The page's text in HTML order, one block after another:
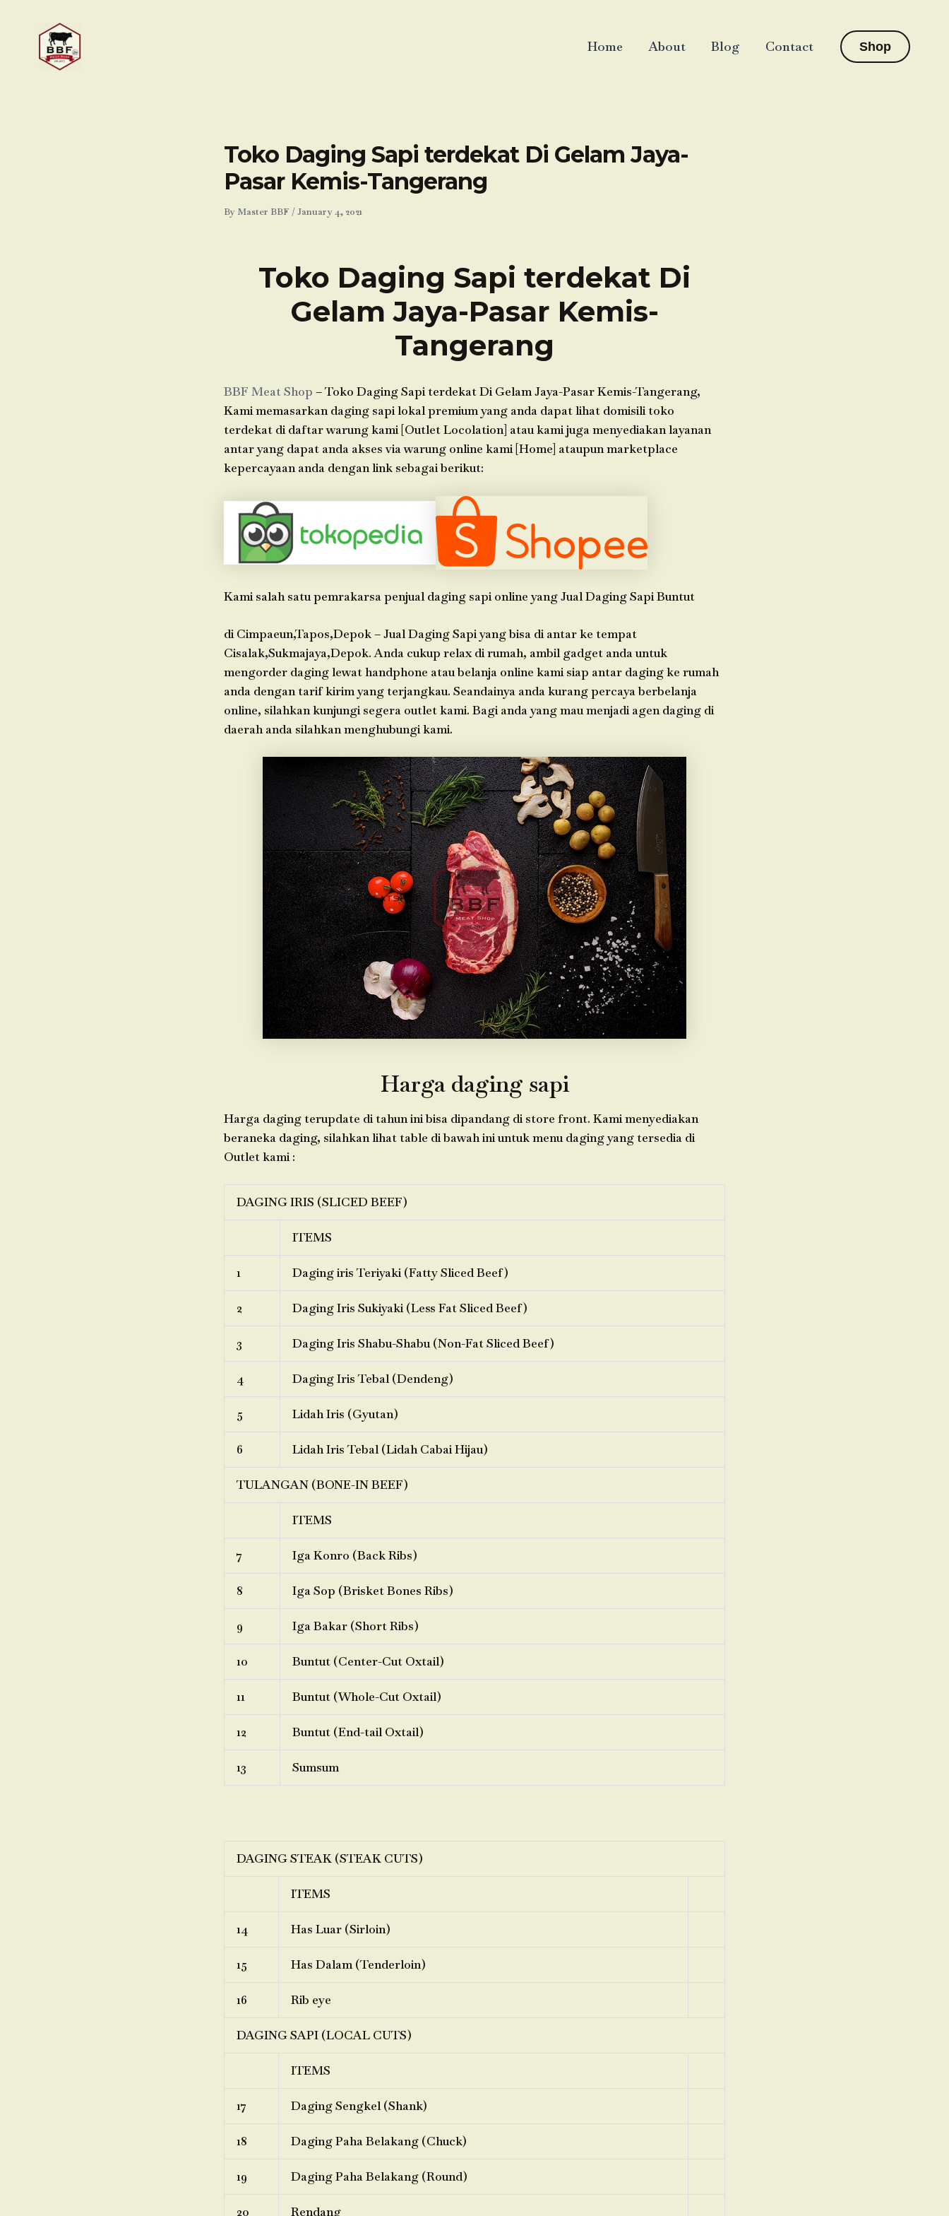
Home About Blog Contact Shop
Toko Daging Sapi terdekat Di Gelam Jaya-
Pasar Kemis-Tangerang
By Master BBF /January 4, 2021
Toko Daging Sapi terdekat Di
Gelam Jaya-Pasar Kemis-
Tangerang
BBF Meat Shop – Toko Daging Sapi terdekat Di Gelam Jaya-Pasar Kemis-Tangerang,
Kami memasarkan daging sapi lokal premium yang anda dapat lihat domisili toko
terdekat di daftar warung kami [Outlet Locolation] atau kami juga menyediakan layanan
antar yang dapat anda akses via warung online kami [Home] ataupun marketplace
kepercayaan anda dengan link sebagai berikut:
Kami salah satu pemrakarsa penjual daging sapi online yang Jual Daging Sapi Buntut
di Cimpaeun,Tapos,Depok – Jual Daging Sapi yang bisa di antar ke tempat
Cisalak,Sukmajaya,Depok. Anda cukup relax di rumah, ambil gadget anda untuk
mengorder daging lewat handphone atau belanja online kami siap antar daging ke rumah
anda dengan tarif kirim yang terjangkau. Seandainya anda kurang percaya berbelanja
online, silahkan kunjungi segera outlet kami. Bagi anda yang mau menjadi agen daging di
daerah anda silahkan menghubungi kami.
Harga daging sapi
Harga daging terupdate di tahun ini bisa dipandang di store front. Kami menyediakan
beraneka daging, silahkan lihat table di bawah ini untuk menu daging yang tersedia di
Outlet kami :
DAGING IRIS (SLICED BEEF)
ITEMS
1 Daging iris Teriyaki (Fatty Sliced Beef)
2 Daging Iris Sukiyaki (Less Fat Sliced Beef)
3 Daging Iris Shabu-Shabu (Non-Fat Sliced Beef)
4 Daging Iris Tebal (Dendeng)
5 Lidah Iris (Gyutan)
6 Lidah Iris Tebal (Lidah Cabai Hijau)
TULANGAN (BONE-IN BEEF)
ITEMS
7 Iga Konro (Back Ribs)
8 Iga Sop (Brisket Bones Ribs)
9 Iga Bakar (Short Ribs)
10 Buntut (Center-Cut Oxtail)
11 Buntut (Whole-Cut Oxtail)
12 Buntut (End-tail Oxtail)
13 Sumsum
DAGING STEAK (STEAK CUTS)
ITEMS
14 Has Luar (Sirloin)
15 Has Dalam (Tenderloin)
16 Rib eye
DAGING SAPI (LOCAL CUTS)
ITEMS
17 Daging Sengkel (Shank)
18 Daging Paha Belakang (Chuck)
19 Daging Paha Belakang (Round)
20 Rendang